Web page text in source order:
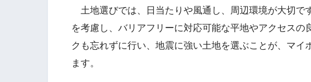
土地選びでは、日当たりや風通し、周辺環境が大切で
を考慮し、バリアフリーに対応可能な平地やアクセスの
クも忘れずに行い、地震に強い土地を選ぶことが、マイ
ます。